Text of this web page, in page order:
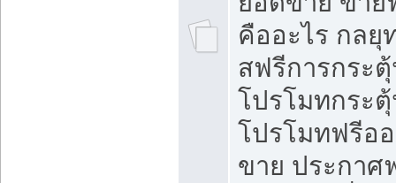
คืออะไร กลยุ
สฟรีการกระ
โปรโมทกระ
โปรโมทฟรีอ
ขาย ประกาศ